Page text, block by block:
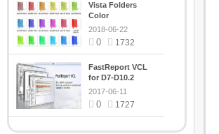
Vista Folders
Color
2018-06-22
0 1732
FastReport VCL
for D7-D10.2
5.5.12
2017-06-11
0 1727